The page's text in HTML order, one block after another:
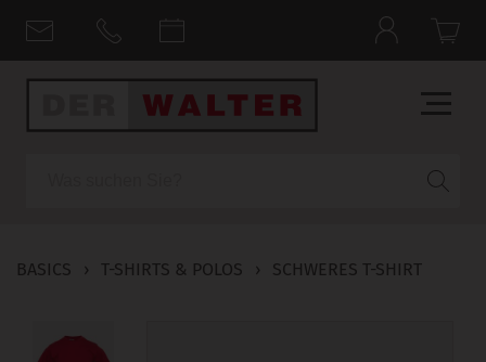
BASICS › T-SHIRTS & POLOS › SCHWERES T-SHIRT